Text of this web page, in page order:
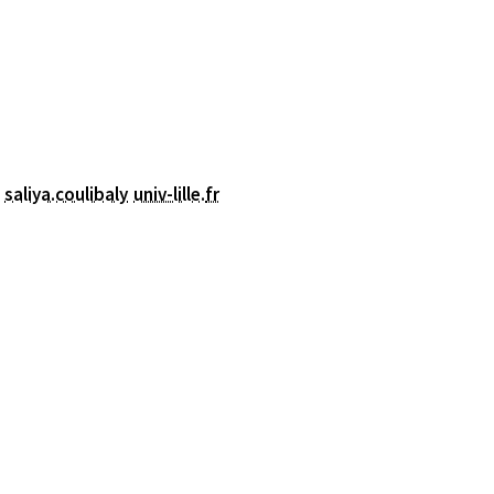
saliya.coulibaly univ-lille.fr